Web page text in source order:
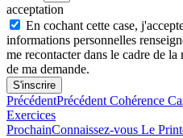
acceptation
En cochant cette case,
informations personnelles
me recontacter dans le cadre de
de ma demande.
S'inscrire
PrécédentPrécédent Cohérence
Exercices
ProchainConnaissez-vous Le